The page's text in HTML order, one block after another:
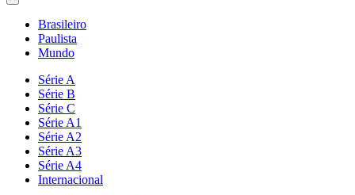
Brasileiro
Paulista
Mundo
Série A
Série B
Série C
Série A1
Série A2
Série A3
Série A4
Internacional